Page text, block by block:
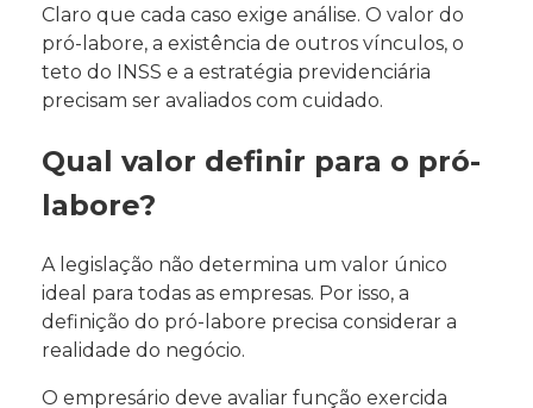
Claro que cada caso exige análise. O valor do
pró-labore, a existência de outros vínculos, o
teto do INSS e a estratégia previdenciária
precisam ser avaliados com cuidado.
Qual valor definir para o pró-
labore?
A legislação não determina um valor único
ideal para todas as empresas. Por isso, a
definição do pró-labore precisa considerar a
realidade do negócio.
O empresário deve avaliar função exercida